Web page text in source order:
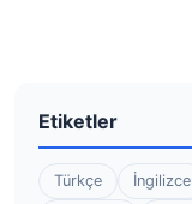
Etiketler
Türkçe İngilizce